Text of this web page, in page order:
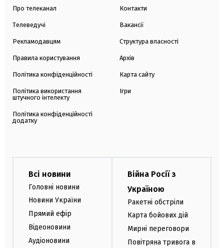
Про телеканал
Телеведучі
Рекламодавцям
Правила користування
Політика конфіденційності
Політика використання
штучного інтелекту
Політика конфіденційності
додатку
Контакти
Вакансії
Структура власності
Архів
Карта сайту
Ігри
Всі новини
Головні новини
Новини України
Прямий ефір
Відеоновини
Аудіоновини
Війна Росії з
Україною
Ракетні обстріли
Карта бойових дій
Мирні переговори
Повітряна тривога в